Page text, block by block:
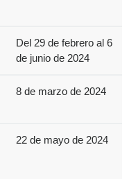
Del 29 de febrero al 6
de junio de 2024
8 de marzo de 2024
22 de mayo de 2024